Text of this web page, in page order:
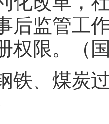
后监管工
权限。（
铁、煤炭